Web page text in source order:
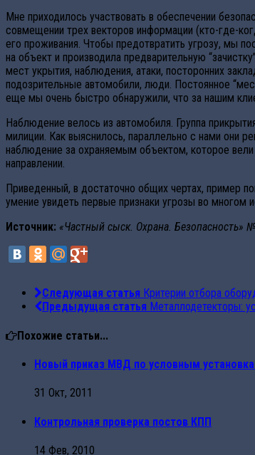
Мне приходилось участвовать в обеспечении
совмещении трех векторов информации (кто-где-
его проживания. Чтобы предотвратить угрозу, мы
на объект и производила предварительную
мест укрытия, наблюдения, атаки, посторонних
подозрительные автомобили, люди. Постоянное
еще мы очень быстро обнаружили, что за нашим
Наблюдение велось из автомобиля. Группа
милиции. Как выяснилось, параллельно с нами они
наблюдение за охраняемым объектом, которое вели
направлении.
Приведенный, в достаточно общих чертах, пример
умение увидеть первые признаки угрозы во многом
Источник: «Частный сыск. Охрана. Безопасность»
Следующая статья Критерии отбора
Предыдущая статья Металлодетекторы:
Похожие статьи...
Новый приказ МВД по условным
31 Окт, 2011
Контрольная проверка постов КПП
14 Фев, 2010